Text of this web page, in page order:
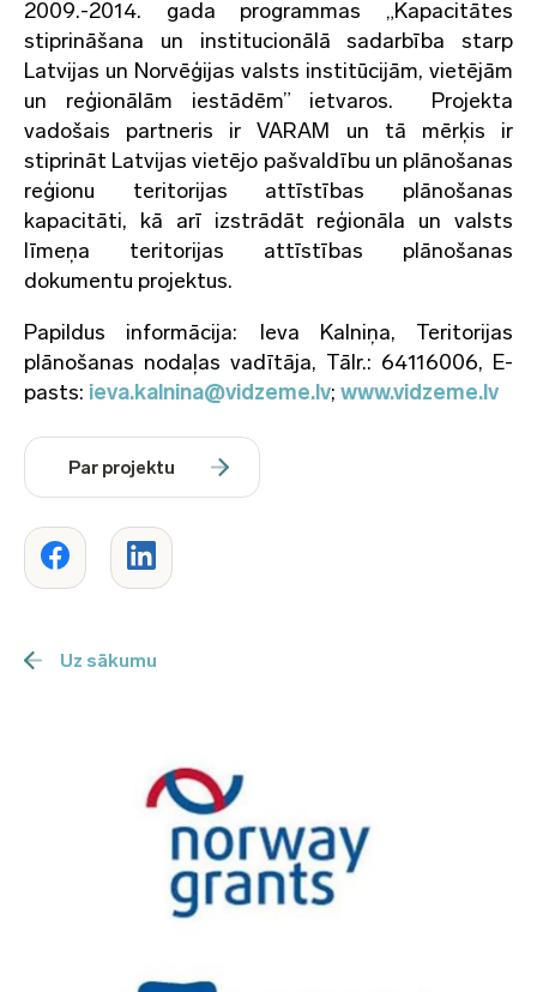
2009.-2014. gada programmas „Kapacitātes
stiprināšana un institucionālā sadarbība starp
Latvijas un Norvēģijas valsts institūcijām, vietējām
un reģionālām iestādēm” ietvaros. Projekta
vadošais partneris ir VARAM un tā mērķis ir
stiprināt Latvijas vietējo pašvaldību un plānošanas
reģionu teritorijas attīstības plānošanas
kapacitāti, kā arī izstrādāt reģionāla un valsts
līmeņa teritorijas attīstības plānošanas
dokumentu projektus.
Papildus informācija: Ieva Kalniņa, Teritorijas
plānošanas nodaļas vadītāja, Tālr.: 64116006, E-
pasts: ieva.kalnina@vidzeme.lv; www.vidzeme.lv
Par projektu
Uz sākumu